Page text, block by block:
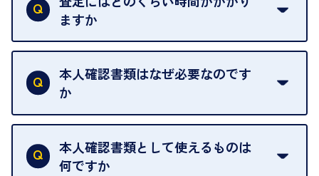
きます。
売却当日を含む8日間のうちに、お気軽にお申し出
出張買取のお品物は、8日間保管しております。
ございません。お気軽にご相談ください。
ますか
お品物の内容や点数によって異なりますが、店頭買
取の場合は1点あたり数分程度が目安です。大量の
お品物の場合は、お時間をいただくことがございま
本人確認書類はなぜ必要なのです
か
買取店は古物営業法により、お客様のご本人確認を
行うことが義務付けられています。安心してお取引
いただくためにも、ご協力をお願いいたします。
本人確認書類として使えるものは
何ですか